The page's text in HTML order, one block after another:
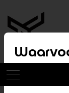
main
content